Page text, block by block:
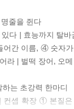
줄을 쥔다
있다 | 효능까지 탈
간 이름, ④ 숫자
라 | 벌떡 장어, 오
는 초강력 한마디
컨셉 확장 ① 본질